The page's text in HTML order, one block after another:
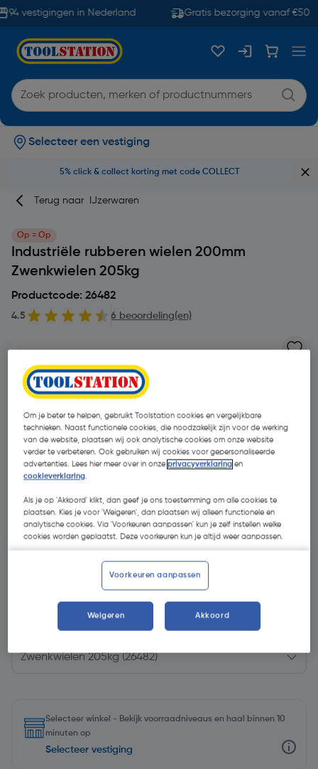
94 vestigingen in Nederland Gratis bezorging vanaf €50
Selecteer een vestiging
5% click & collect korting met code COLLECT
Terug naar IJzerwaren
Op = Op
Industriële rubberen wielen 200mm
Zwenkwielen 205kg
Productcode: 26482
4.5 6 beoordeling(en)
Kies productvariant(1)
Selecteer winkel - Bekijk voorraadniveaus en haal binnen 10
minuten op
Selecteer vestiging
Om je beter te helpen, gebruikt Toolstation cookies en vergelijkbare
technieken. Naast functionele cookies, die noodzakelijk zijn voor de werking
van de website, plaatsen wij ook analytische cookies om onze website
verder te verbeteren. Ook gebruiken wij cookies voor gepersonaliseerde
advertenties. Lees hier meer over in onzeprivacyverklaring en
cookieverklaring.
Als je op 'Akkoord' klikt, dan geef je ons toestemming om alle cookies te
plaatsen. Kies je voor 'Weigeren', dan plaatsen wij alleen functionele en
analytische cookies. Via 'Voorkeuren aanpassen' kun je zelf instellen welke
cookies worden geplaatst. Deze voorkeuren kun je altijd weer aanpassen.
Voorkeuren aanpassen
Weigeren Akkoord